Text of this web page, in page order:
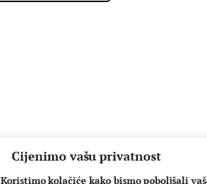
Cijenimo vašu privatnost
Koristimo kolačiće kako bismo poboljšali